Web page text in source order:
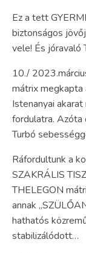
Ez a tett
biztonságos
vele! És jóravaló
10./
mátrix megkapta
Istenanyai
fordulatra. Azóta
Turbó
Ráfordultunk a
SZAKRÁLIS
THELEGON
annak
hathatós
stabilizálódott…